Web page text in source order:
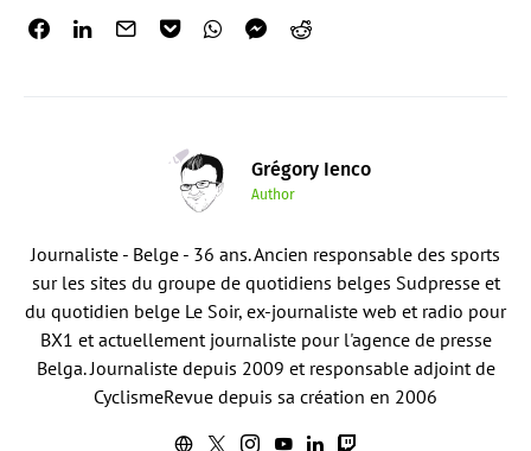
Grégory Ienco
Author
Journaliste - Belge - 36 ans. Ancien responsable des sports
sur les sites du groupe de quotidiens belges Sudpresse et
du quotidien belge Le Soir, ex-journaliste web et radio pour
BX1 et actuellement journaliste pour l'agence de presse
Belga. Journaliste depuis 2009 et responsable adjoint de
CyclismeRevue depuis sa création en 2006